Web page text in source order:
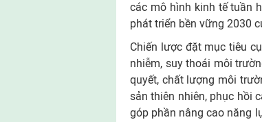
các mô hình kinh tế tuần
phát triển bền vững 2030
Chiến lược đặt mục tiêu
nhiễm, suy thoái môi
quyết, chất lượng môi
sản thiên nhiên, phục hồi
góp phần nâng cao năng